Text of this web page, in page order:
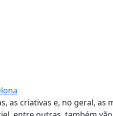
as criativas e, no geral,